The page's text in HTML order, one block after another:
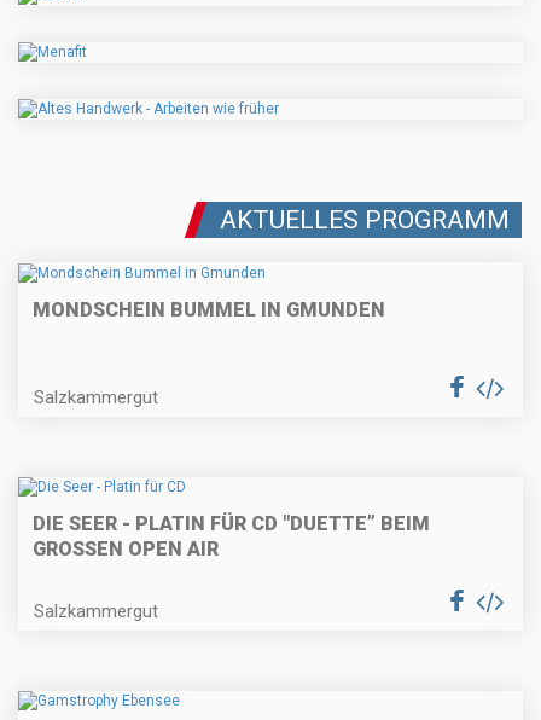
AKTUELLES PROGRAMM
MONDSCHEIN BUMMEL IN GMUNDEN
Salzkammergut
DIE SEER - PLATIN FÜR CD "DUETTE” BEIM
GROSSEN OPEN AIR
Salzkammergut